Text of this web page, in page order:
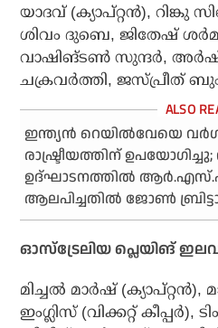
യാദവ് (ക്യാപ്റ്റന്‍), റിങ്കു
ശിവം ദുബെ, ജിതേഷ് ശര്‍മ
വാഷിങ്ടണ്‍ സുന്ദര്‍,
ചക്രവര്‍ത്തി, ജസ്പ്രീത്
ഇന്ത്യന്‍ റെയില്‍വേയെ
രാഷ്ട്രീയത്തിന്
ഉദ്ഘാടനത്തില്‍
ആലപിച്ചതില്‍ ജോണ്‍
ഓസ്ട്രേലിയ പ്ലെയിങ്
മിച്ചല്‍ മാര്‍ഷ് (ക്യാപ്റ്റന്‍),
ഇംഗ്ലിസ് (വിക്കറ്റ്